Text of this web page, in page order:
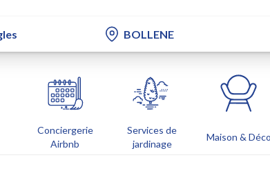
Conciergerie
Airbnb
Services de
jardinage
Maison & Déco